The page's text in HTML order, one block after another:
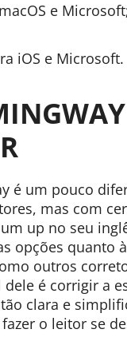
e
iOS e Microsoft.
é um pouco
mas com
up no seu
opções quanto
outros
dele é corrigir a
clara e
o leitor se